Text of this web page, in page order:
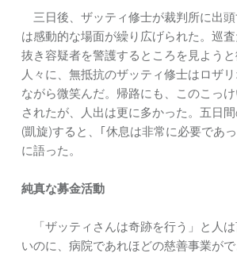
三日後、ザッティ修士が裁判所に出
は感動的な場面が繰り広げられた。巡
抜き容疑者を警護するところを見よう
人々に、無抵抗のザッティ修士はロザ
ながら微笑んだ。帰路にも、このこっ
されたが、人出は更に多かった。五日
(凱旋)すると、｢休息は非常に必要であ
に語った。
純真な募金活動
「ザッティさんは奇跡を行う」と人
いのに、病院であれほどの慈善事業が